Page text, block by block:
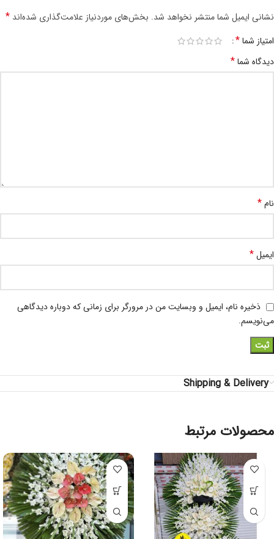
نشانی ایمیل شما منتشر نخواهد شد. بخش‌های موردنیاز علامت‌گذاری شده‌اند *
امتیاز شما*
دیدگاه شما*
نام*
ایمیل*
ذخیره نام، ایمیل و وبسایت من در مرورگر برای زمانی که دوباره دیدگاهی
می‌نویسم.
Shipping & Delivery
محصولات مرتبط